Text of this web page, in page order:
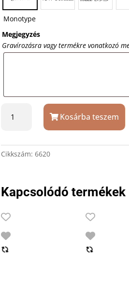
Monotype
Megjegyzés
Gravírozásra vagy termékre vonatkozó
hasáb
díszdobozban
Kosárba teszem
Cikkszám: 6620
Kapcsolódó termékek